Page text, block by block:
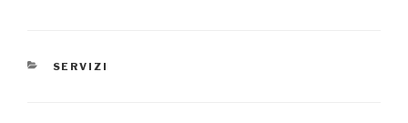
CATEGORIE
SERVIZI